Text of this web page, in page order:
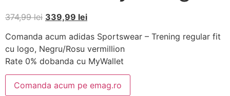
374,99lei 339,99 lei
Comanda acum adidas Sportswear – Trening regular fit
cu logo, Negru/Rosu vermillion
Rate 0% dobanda cu MyWallet
Comanda acum pe emag.ro